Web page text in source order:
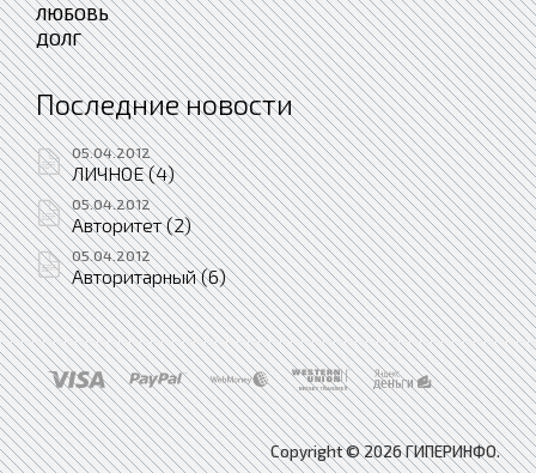
ЛЮБОВЬ
ДОЛГ
Последние новости
05.04.2012
ЛИЧНОЕ (4)
05.04.2012
Авторитет (2)
05.04.2012
Авторитарный (6)
Copyright © 2026 ГИПЕРИНФО.